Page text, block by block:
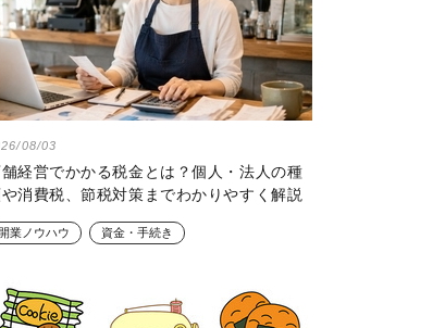
08/03
舗経営でかかる税金とは？個人・法人の種
消費税、節税対策までわかりやすく解説
業ノウハウ 資金・手続き